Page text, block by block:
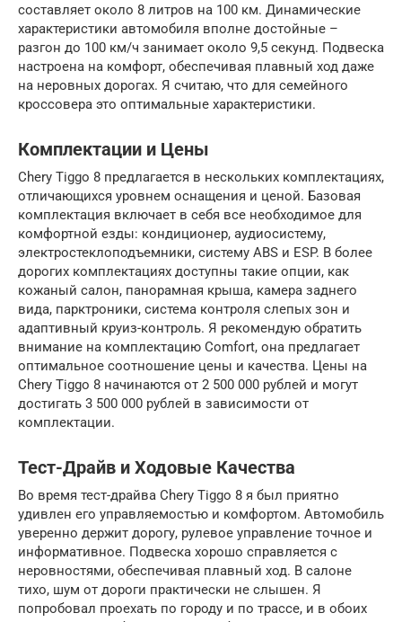
составляет около 8 литров на 100 км. Динамические
характеристики автомобиля вполне достойные –
разгон до 100 км/ч занимает около 9,5 секунд. Подвеска
настроена на комфорт, обеспечивая плавный ход даже
на неровных дорогах. Я считаю, что для семейного
кроссовера это оптимальные характеристики.
Комплектации и Цены
Chery Tiggo 8 предлагается в нескольких комплектациях,
отличающихся уровнем оснащения и ценой. Базовая
комплектация включает в себя все необходимое для
комфортной езды: кондиционер, аудиосистему,
электростеклоподъемники, систему ABS и ESP. В более
дорогих комплектациях доступны такие опции, как
кожаный салон, панорамная крыша, камера заднего
вида, парктроники, система контроля слепых зон и
адаптивный круиз-контроль. Я рекомендую обратить
внимание на комплектацию Comfort, она предлагает
оптимальное соотношение цены и качества. Цены на
Chery Tiggo 8 начинаются от 2 500 000 рублей и могут
достигать 3 500 000 рублей в зависимости от
комплектации.
Тест-Драйв и Ходовые Качества
Во время тест-драйва Chery Tiggo 8 я был приятно
удивлен его управляемостью и комфортом. Автомобиль
уверенно держит дорогу, рулевое управление точное и
информативное. Подвеска хорошо справляется с
неровностями, обеспечивая плавный ход. В салоне
тихо, шум от дороги практически не слышен. Я
попробовал проехать по городу и по трассе, и в обоих